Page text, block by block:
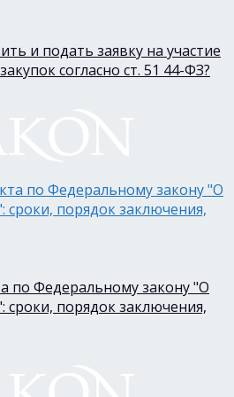
и подать заявку на участие
согласно ст. 51 44-ФЗ?
по Федеральному закону "О
сроки, порядок заключения,